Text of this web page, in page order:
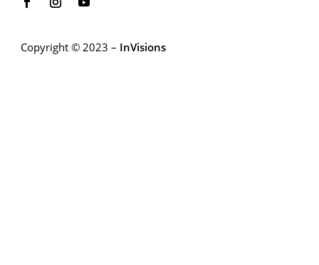
Copyright © 2023 – InVisions